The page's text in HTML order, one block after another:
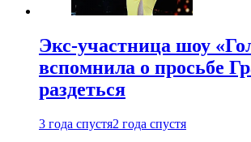
Экс-участница шоу
вспомнила о просьбе
раздеться
3 года спустя2 года спустя